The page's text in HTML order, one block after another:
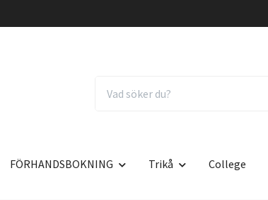
FÖRHANDSBOKNING Trikå College